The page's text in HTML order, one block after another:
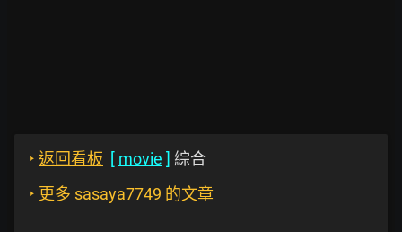
‣ 返回看板 [ movie ] 綜合
‣ 更多 sasaya7749 的文章